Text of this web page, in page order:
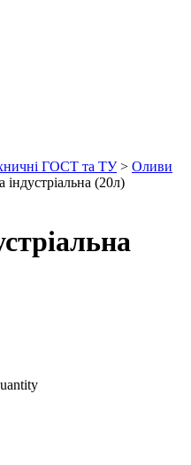
ГОСТ та ТУ> Оливи
індустріальна (20л)